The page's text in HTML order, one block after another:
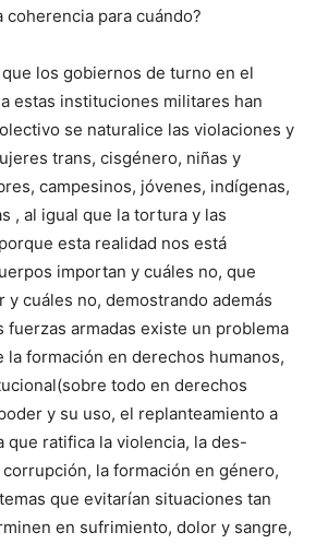
coherencia para cuándo?
los gobiernos de turno en el
estas instituciones militares han
se naturalice las violaciones y
trans, cisgénero, niñas y
campesinos, jóvenes, indígenas,
, al igual que la tortura y las
esta realidad nos está
importan y cuáles no, que
y cuáles no, demostrando además
fuerzas armadas existe un problema
la formación en derechos humanos,
todo en derechos
y su uso, el replanteamiento a
que ratifica la violencia, la des-
la formación en género,
que evitarían situaciones tan
en sufrimiento, dolor y sangre,